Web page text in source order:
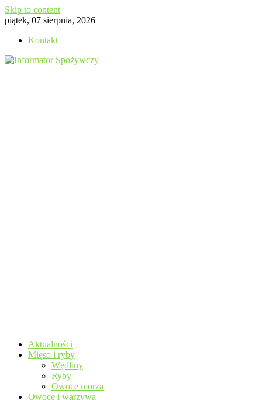
Skip to content
piątek, 07 sierpnia, 2026
Kontakt
Aktualności
Mięso i ryby
Wędliny
Ryby
Owoce morza
Owoce i warzywa